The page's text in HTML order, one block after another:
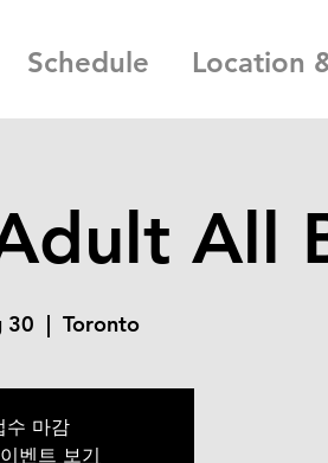
Schedule Location
All
30
  |
Toronto
수 마감
벤트 보기